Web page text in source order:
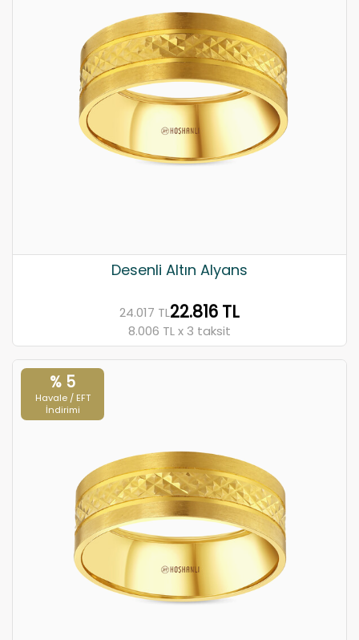
Desenli Altın Alyans
24.017 TL22.816 TL
8.006 TL x 3 taksit
% 5
Havale / EFT
İndirimi